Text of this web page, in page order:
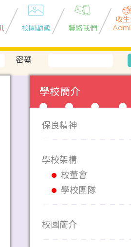
校園動態 聯絡我們
收
密碼
學校簡介
保良精神
學校架構
校董會
學校團隊
校園簡介